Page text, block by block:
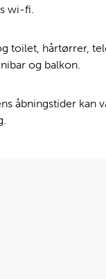
wi-fi.
toilet, hårtørrer,
og balkon.
åbningstider kan